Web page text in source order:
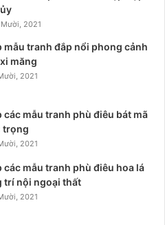
2021
mẫu tranh đắp nổi phong cảnh
măng
2021
các mẫu tranh phù điêu bát mã
trọng
2021
các mẫu tranh phù điêu hoa lá
trí nội ngoại thất
2021